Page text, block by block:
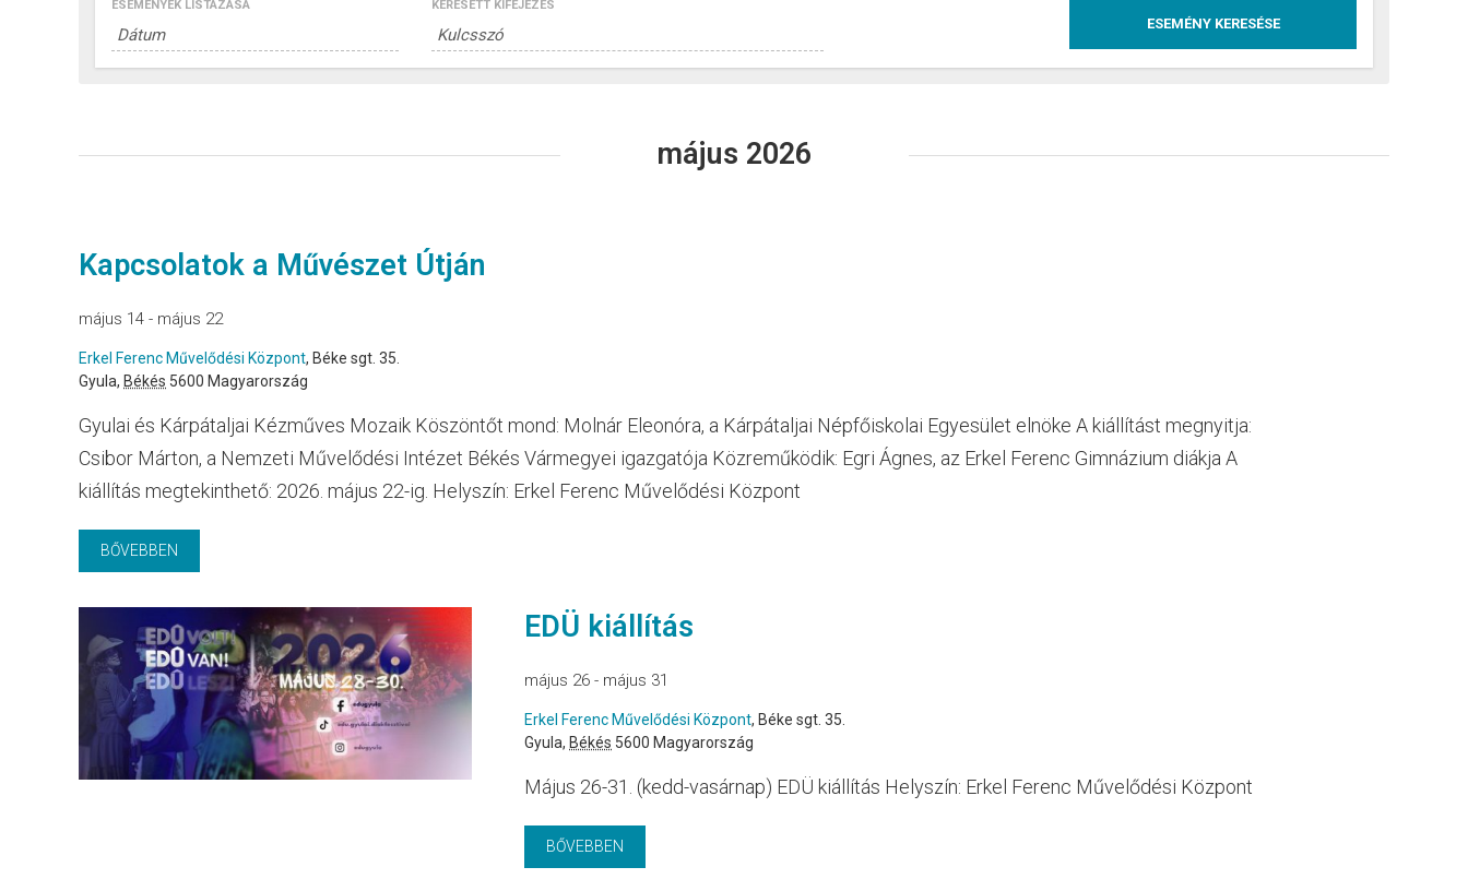
ESEMÉNYEK LISTÁZÁSA KERESETT KIFEJEZÉS
május 2026
Kapcsolatok a Művészet Útján
május 14 - május 22
Erkel Ferenc Művelődési Központ, Béke sgt. 35.
Gyula, Békés 5600 Magyarország
Gyulai és Kárpátaljai Kézműves Mozaik Köszöntőt mond: Molnár Eleonóra, a Kárpátaljai Népfőiskolai Egyesület elnöke A kiállítást megnyitja:
Csibor Márton, a Nemzeti Művelődési Intézet Békés Vármegyei igazgatója Közreműködik: Egri Ágnes, az Erkel Ferenc Gimnázium diákja A
kiállítás megtekinthető: 2026. május 22-ig. Helyszín: Erkel Ferenc Művelődési Központ
BŐVEBBEN
EDÜ kiállítás
május 26 - május 31
Erkel Ferenc Művelődési Központ, Béke sgt. 35.
Gyula, Békés 5600 Magyarország
Május 26-31. (kedd-vasárnap) EDÜ kiállítás Helyszín: Erkel Ferenc Művelődési Központ
BŐVEBBEN